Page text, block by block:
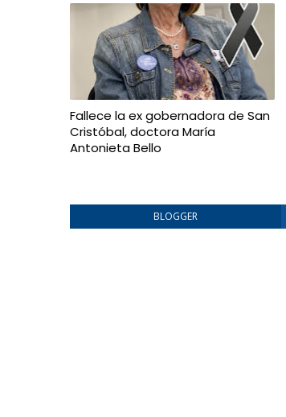
Fallece la ex gobernadora de San
Cristóbal, doctora María
Antonieta Bello
BLOGGER